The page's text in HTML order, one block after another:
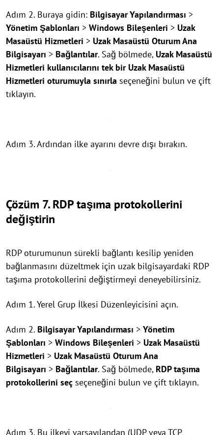
Adım 2. Buraya gidin: Bilgisayar Yapılandırması >
Yönetim Şablonları > Windows Bileşenleri > Uzak
Masaüstü Hizmetleri > Uzak Masaüstü Oturum Ana
Bilgisayarı > Bağlantılar. Sağ bölmede, Uzak Masaüstü
Hizmetleri kullanıcılarını tek bir Uzak Masaüstü
Hizmetleri oturumuyla sınırla seçeneğini bulun ve çift
tıklayın.
Adım 3. Ardından ilke ayarını devre dışı bırakın.
Çözüm 7. RDP taşıma protokollerini
değiştirin
RDP oturumunun sürekli bağlantı kesilip yeniden
bağlanmasını düzeltmek için uzak bilgisayardaki RDP
taşıma protokollerini değiştirmeyi deneyebilirsiniz.
Adım 1. Yerel Grup İlkesi Düzenleyicisini açın.
Adım 2. Bilgisayar Yapılandırması > Yönetim
Şablonları > Windows Bileşenleri > Uzak Masaüstü
Hizmetleri > Uzak Masaüstü Oturum Ana
Bilgisayarı > Bağlantılar. Sağ bölmede, RDP taşıma
protokollerini seç seçeneğini bulun ve çift tıklayın.
Adım 3. Bu ilkeyi varsayılandan (UDP veya TCP